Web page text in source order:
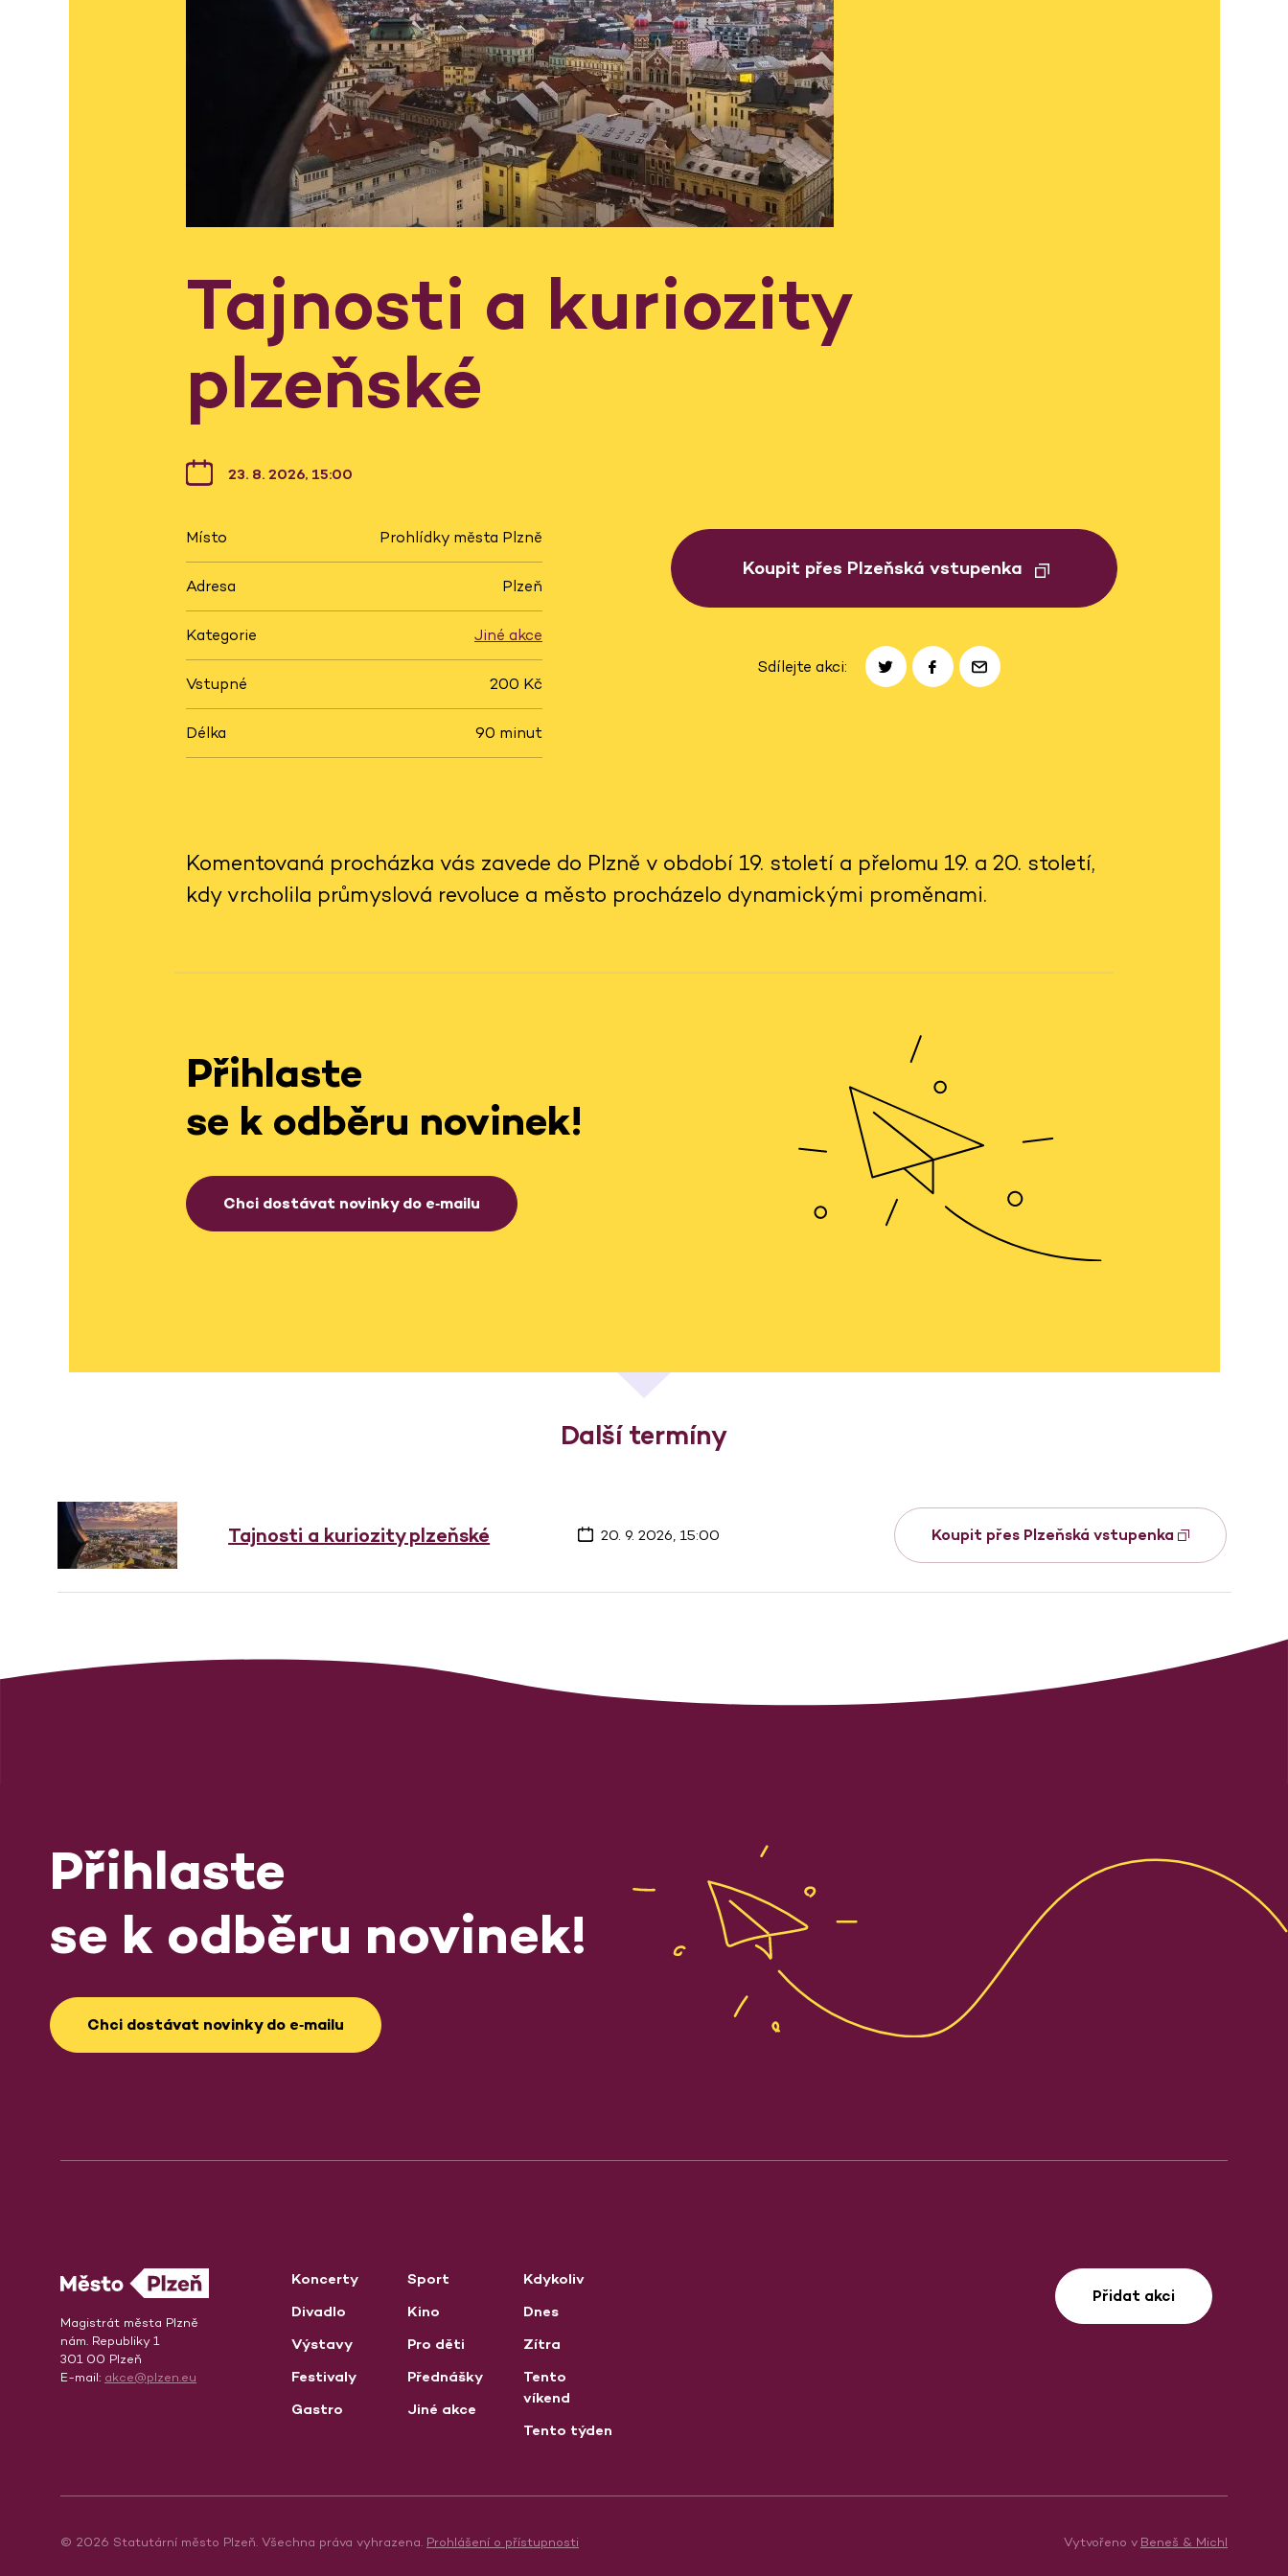
Tajnosti a kuriozity
plzeňské
23. 8. 2026, 15:00
Místo Prohlídky města Plzně
Adresa Plzeň
Kategorie Jiné akce
Vstupné 200 Kč
Délka 90 minut
Koupit přes Plzeňská vstupenka
Sdílejte akci:
Komentovaná procházka vás zavede do Plzně v období 19. století a přelomu 19. a 20. století,
kdy vrcholila průmyslová revoluce a město procházelo dynamickými proměnami.
Přihlaste
se k odběru novinek!
Chci dostávat novinky do e‑mailu
Další termíny
Tajnosti a kuriozity plzeňské 20. 9. 2026, 15:00 Koupit přes Plzeňská vstupenka
Přihlaste
se k odběru novinek!
Chci dostávat novinky do e‑mailu
Magistrát města Plzně
nám. Republiky 1
301 00 Plzeň
E-mail: akce@plzen.eu
Koncerty
Divadlo
Výstavy
Festivaly
Gastro
Sport
Kino
Pro děti
Přednášky
Jiné akce
Kdykoliv
Dnes
Zítra
Tento
víkend
Tento týden
Přidat akci
© 2026 Statutární město Plzeň. Všechna práva vyhrazena. Prohlášení o přístupnosti Vytvořeno v Beneš & Michl